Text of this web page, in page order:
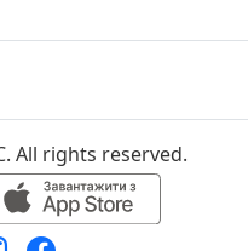
All rights reserved.